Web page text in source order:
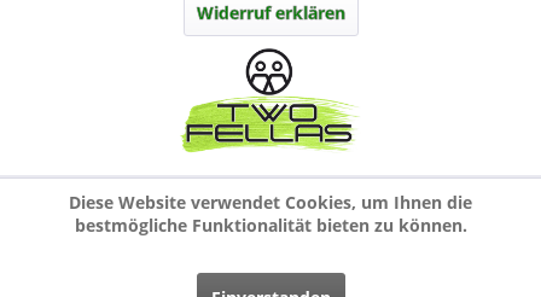
Widerruf erklären
Diese Website verwendet Cookies, um Ihnen die
bestmögliche Funktionalität bieten zu können.